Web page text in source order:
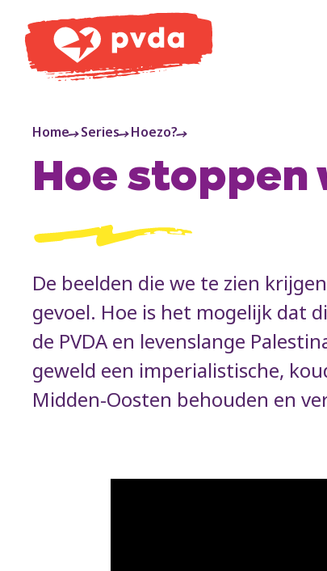
Home Series Hoezo?
Hoe stoppen
De beelden die we te zien
gevoel. Hoe is het mogelijk dat
de PVDA en levenslange
geweld een imperialistische,
Midden-Oosten behouden en